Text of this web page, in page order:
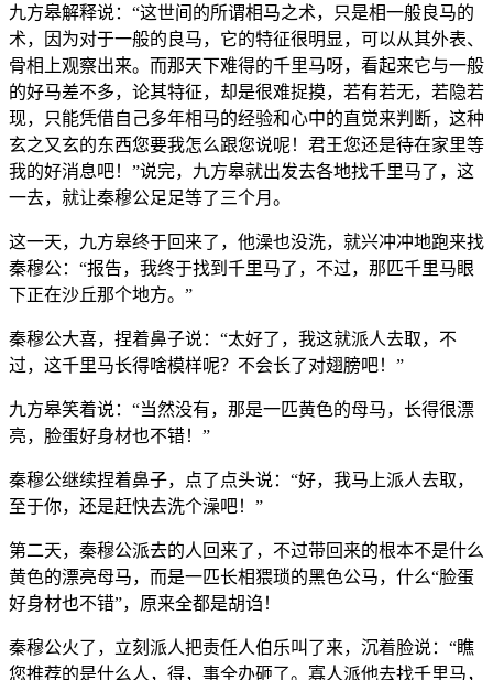
九方皋解释说：“这世间的所谓相马之术，只是相一般良马的
术，因为对于一般的良马，它的特征很明显，可以从其外表、
骨相上观察出来。而那天下难得的千里马呀，看起来它与一般
的好马差不多，论其特征，却是很难捉摸，若有若无，若隐若
现，只能凭借自己多年相马的经验和心中的直觉来判断，这种
玄之又玄的东西您要我怎么跟您说呢！君王您还是待在家里等
我的好消息吧！”说完，九方皋就出发去各地找千里马了，这
一去，就让秦穆公足足等了三个月。
这一天，九方皋终于回来了，他澡也没洗，就兴冲冲地跑来找
秦穆公：“报告，我终于找到千里马了，不过，那匹千里马眼
下正在沙丘那个地方。”
秦穆公大喜，捏着鼻子说：“太好了，我这就派人去取，不
过，这千里马长得啥模样呢？不会长了对翅膀吧！”
九方皋笑着说：“当然没有，那是一匹黄色的母马，长得很漂
亮，脸蛋好身材也不错！”
秦穆公继续捏着鼻子，点了点头说：“好，我马上派人去取，
至于你，还是赶快去洗个澡吧！”
第二天，秦穆公派去的人回来了，不过带回来的根本不是什么
黄色的漂亮母马，而是一匹长相猥琐的黑色公马，什么“脸蛋
好身材也不错”，原来全都是胡诌！
秦穆公火了，立刻派人把责任人伯乐叫了来，沉着脸说：“瞧
您推荐的是什么人，得，事全办砸了。寡人派他去找千里马，